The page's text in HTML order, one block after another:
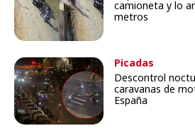
camioneta y lo
metros
Picadas
Descontrol
caravanas de
España